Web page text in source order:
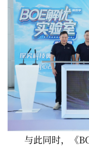
与此同时，《